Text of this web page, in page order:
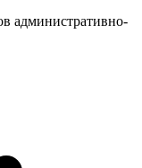
административно-